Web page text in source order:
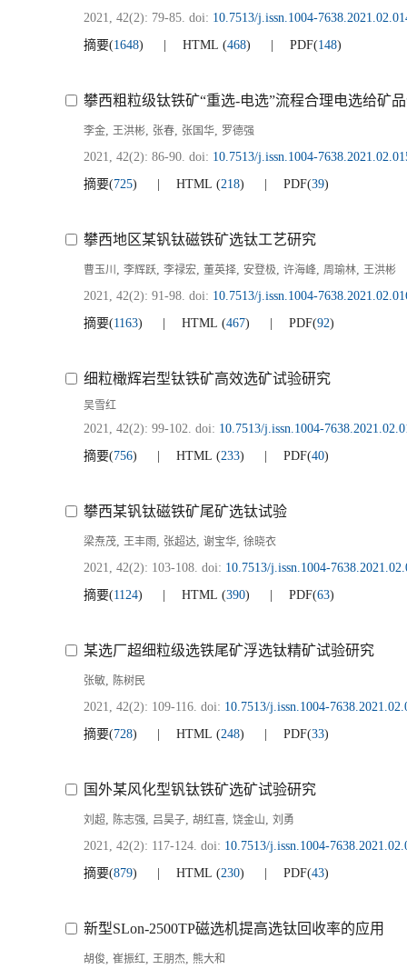
2021, 42(2): 79-85. doi: 10.7513/j.issn.1004-
摘要(1648) HTML (468) PDF(148)
攀西粗粒级钛铁矿“重选-电选”流程合理电选给矿
李金, 王洪彬, 张春, 张国华, 罗德强
2021, 42(2): 86-90. doi: 10.7513/j.issn.1004-
摘要(725) HTML (218) PDF(39)
攀西地区某钒钛磁铁矿选钛工艺研究
曹玉川 , 李辉跃, 李禄宏, 董英择, 安登极, 许海峰, 周瑜林, 王洪彬
2021, 42(2): 91-98. doi: 10.7513/j.issn.1004-
摘要(1163) HTML (467) PDF(92)
细粒橄辉岩型钛铁矿高效选矿试验研究
吴雪红
2021, 42(2): 99-102. doi: 10.7513/j.issn.1004-
摘要(756) HTML (233) PDF(40)
攀西某钒钛磁铁矿尾矿选钛试验
梁焘茂, 王丰雨, 张超达, 谢宝华, 徐晓衣
2021, 42(2): 103-108. doi: 10.7513/j.issn.1004-
摘要(1124) HTML (390) PDF(63)
某选厂超细粒级选铁尾矿浮选钛精矿试验研究
张敏, 陈树民
2021, 42(2): 109-116. doi: 10.7513/j.issn.1004-
摘要(728) HTML (248) PDF(33)
国外某风化型钒钛铁矿选矿试验研究
刘超, 陈志强, 吕昊子, 胡红喜, 饶金山, 刘勇
2021, 42(2): 117-124. doi: 10.7513/j.issn.1004-
摘要(879) HTML (230) PDF(43)
新型SLon-2500TP磁选机提高选钛回收率的应用
胡俊, 崔振红, 王朋杰, 熊大和